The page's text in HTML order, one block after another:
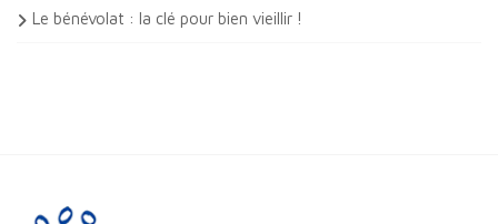
Le bénévolat : la clé pour bien vieillir !